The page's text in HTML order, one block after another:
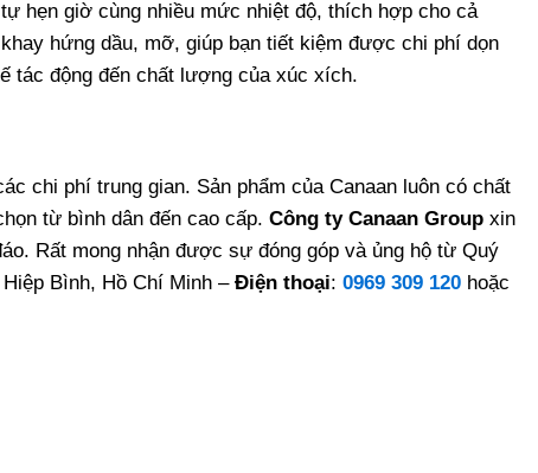
hẹn giờ cùng nhiều mức nhiệt độ, thích hợp cho cả
hứng dầu, mỡ, giúp bạn tiết kiệm được chi phí dọn
tác động đến chất lượng của xúc xích.
chi phí trung gian. Sản phẩm của Canaan luôn có chất
từ bình dân đến cao cấp. Công ty Canaan Group xin
Rất mong nhận được sự đóng góp và ủng hộ từ Quý
Bình, Hồ Chí Minh – Điện thoại: 0969 309 120 hoặc